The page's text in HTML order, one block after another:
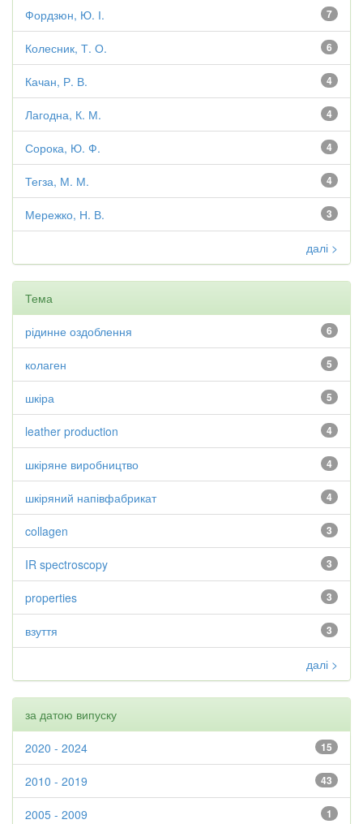
7
Фордзюн, Ю. І.
6
Колесник, Т. О.
4
Качан, Р. В.
4
Лагодна, К. М.
4
Сорока, Ю. Ф.
4
Тегза, М. М.
3
Мережко, Н. В.
далі >
Тема
6
рідинне оздоблення
5
колаген
5
шкіра
4
leather production
4
шкіряне виробництво
4
шкіряний напівфабрикат
3
collagen
3
IR spectroscopy
3
properties
3
взуття
далі >
за датою випуску
15
2020 - 2024
43
2010 - 2019
1
2005 - 2009